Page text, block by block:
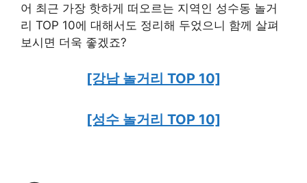
어 최근 가장 핫하게 떠오르는 지역인 성수동 놀거
리 TOP 10에 대해서도 정리해 두었으니 함께 살펴
보시면 더욱 좋겠죠?
[강남 놀거리 TOP 10]
[성수 놀거리 TOP 10]